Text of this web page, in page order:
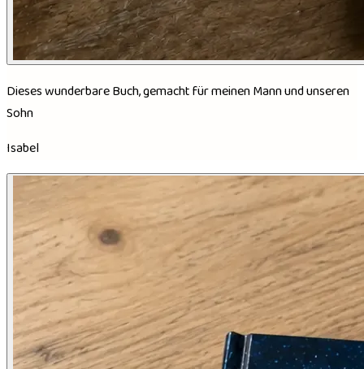
Dieses wunderbare Buch, gemacht für meinen Mann und unseren
Sohn
Isabel